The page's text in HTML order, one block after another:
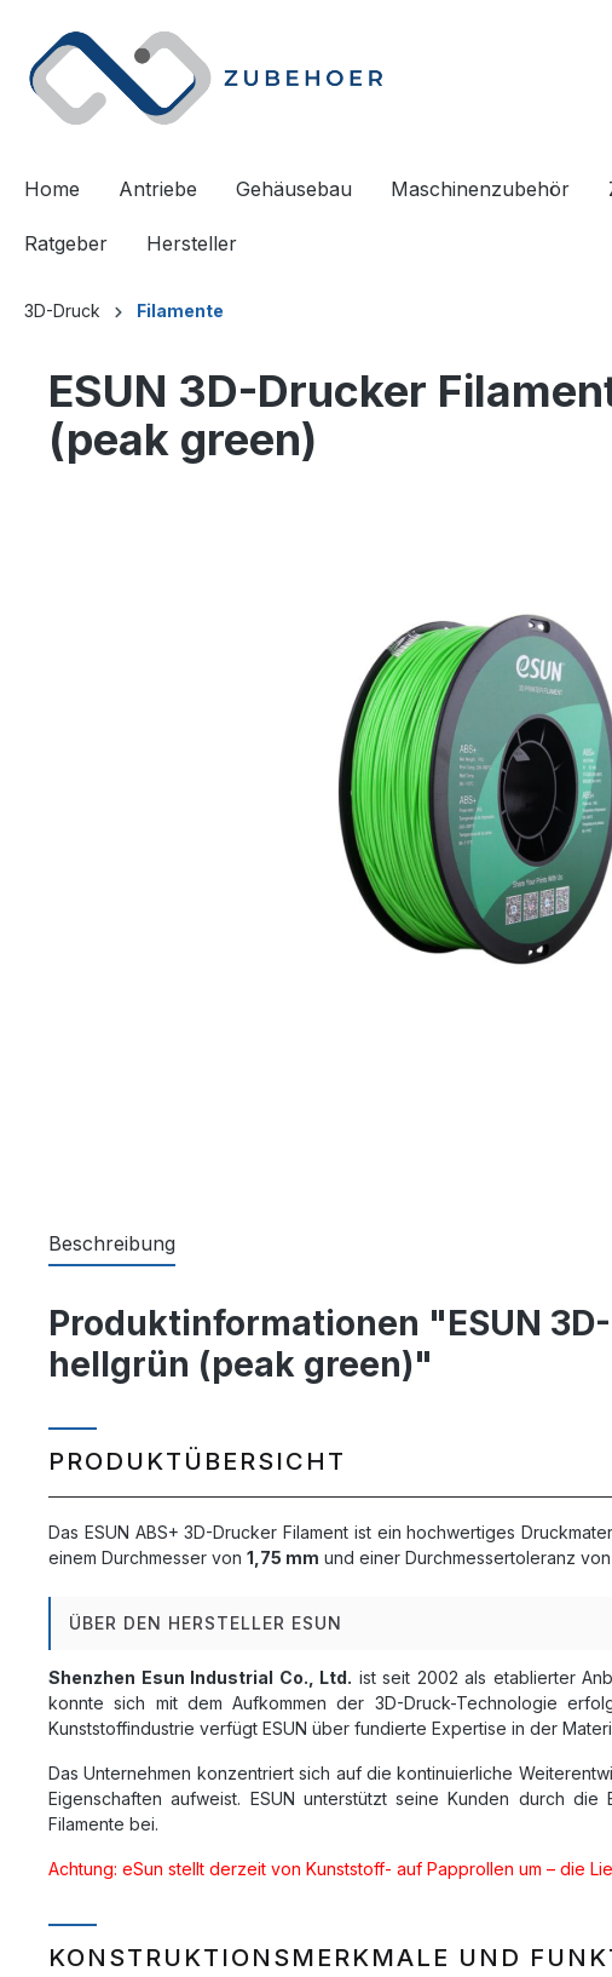
Home Antriebe Gehäusebau Maschinenzubehör
Ratgeber Hersteller
3D-Druck Filamente
ESUN 3D-Drucker
(peak green)
Beschreibung
Produktinformationen "ESUN
hellgrün (peak green)"
PRODUKTÜBERSICHT
Das ESUN ABS+ 3D-Drucker Filament ist ein hochwertiges
einem Durchmesser von 1,75 mm und einer Durchmessertoleranz von
ÜBER DEN HERSTELLER ESUN
Shenzhen Esun Industrial Co., Ltd. ist seit 2002 als etablierter
konnte sich mit dem Aufkommen der 3D-Druck-Technologie
Kunststoffindustrie verfügt ESUN über fundierte Expertise in der
Das Unternehmen konzentriert sich auf die kontinuierliche
Eigenschaften aufweist. ESUN unterstützt seine Kunden durch
Filamente bei.
Achtung: eSun stellt derzeit von Kunststoff- auf Papprollen um – die
KONSTRUKTIONSMERKMALE UND